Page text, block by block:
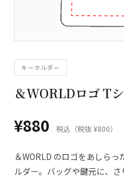
キーホルダー
＆WORLDロゴ T
¥880 税込（税抜 ¥800）
＆WORLD のロゴをあしら
ルダー。バッグや鍵元に、さ